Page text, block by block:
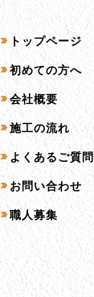
サイトマップ
トップページ
初めての方へ
会社概要
施工の流れ
よくあるご質問
お問い合わせ
職人募集